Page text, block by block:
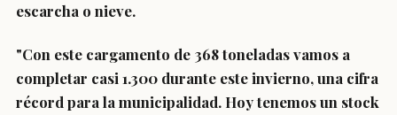
escarcha o nieve.
"Con este cargamento de 368 toneladas vamos a
completar casi 1.300 durante este invierno, una cifra
récord para la municipalidad. Hoy tenemos un stock